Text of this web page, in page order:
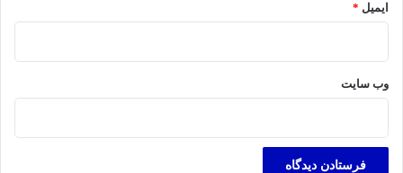
ایمیل *
وب‌ سایت